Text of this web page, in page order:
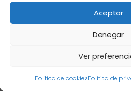
Aceptar
Denegar
Ver
Política de cookiesPolítica de
Fuentes del
Grupo Acerca -
del gas naturalpropietarios.